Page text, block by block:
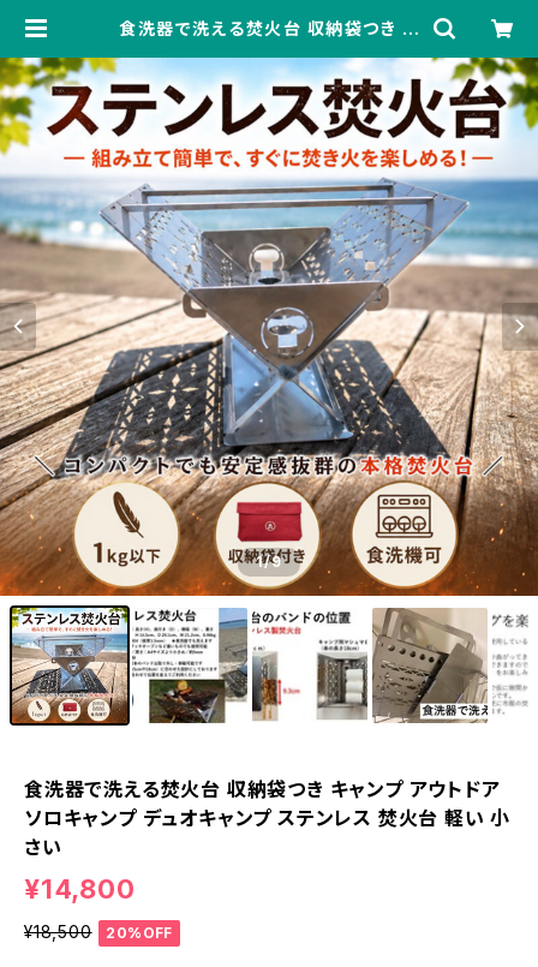
食洗器で洗える焚火台 収納袋つき キ
キャンプ ステンレス 焚火台 軽い 小さ
い | 製造業界のコンビニ
1/9
食洗器で洗える焚火台 収納袋つき キャンプ アウトドア
ソロキャンプ デュオキャンプ ステンレス 焚火台 軽い 小
さい
¥14,800
¥18,500 20%OFF